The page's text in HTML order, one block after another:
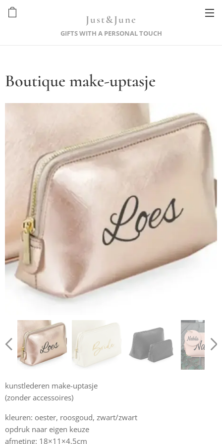
Just&June
GIFTS WITH A PERSONAL TOUCH
Boutique make-uptasje
kunstlederen make-uptasje
(zonder accessoires)
kleuren: oester, roosgoud, zwart/zwart
opdruk naar eigen keuze
afmeting: 18×11×4,5cm